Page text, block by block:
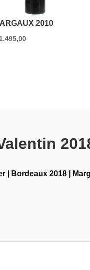
2010
1.495,00
| Bordeaux 2018|